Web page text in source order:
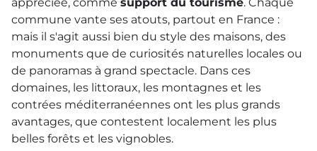
appréciée, comme support du tourisme. Chaque
commune vante ses atouts, partout en France :
mais il s'agit aussi bien du style des maisons, des
monuments que de curiosités naturelles locales ou
de panoramas à grand spectacle. Dans ces
domaines, les littoraux, les montagnes et les
contrées méditerranéennes ont les plus grands
avantages, que contestent localement les plus
belles forêts et les vignobles.